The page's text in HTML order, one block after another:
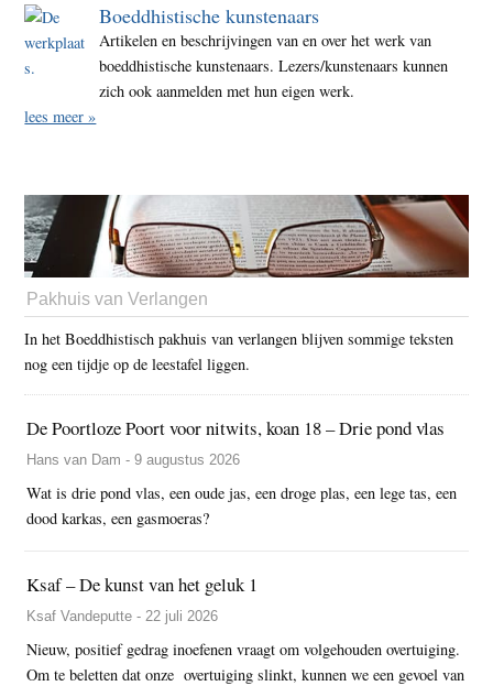
Boeddhistische kunstenaars
Artikelen en beschrijvingen van en over het werk van
boeddhistische kunstenaars. Lezers/kunstenaars kunnen
zich ook aanmelden met hun eigen werk.
lees meer »
Pakhuis van Verlangen
In het Boeddhistisch pakhuis van verlangen blijven sommige teksten
nog een tijdje op de leestafel liggen.
De Poortloze Poort voor nitwits, koan 18 – Drie pond vlas
Hans van Dam - 9 augustus 2026
Wat is drie pond vlas, een oude jas, een droge plas, een lege tas, een
dood karkas, een gasmoeras?
Ksaf – De kunst van het geluk 1
Ksaf Vandeputte - 22 juli 2026
Nieuw, positief gedrag inoefenen vraagt om volgehouden overtuiging.
Om te beletten dat onze overtuiging slinkt, kunnen we een gevoel van